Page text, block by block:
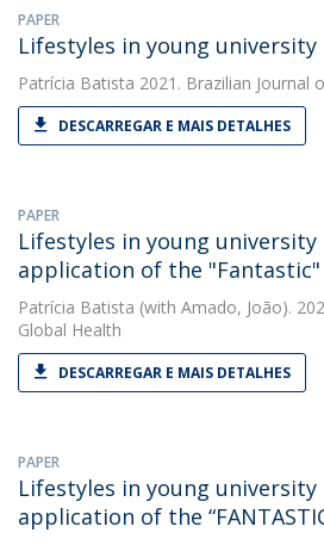
PAPER
Lifestyles in young
Patrícia Batista 2021. Brazilian Journal
DESCARREGAR E MAIS DETALHES
PAPER
Lifestyles in young
application of the "Fantastic"
Patrícia Batista (with Amado, João).
Global Health
DESCARREGAR E MAIS DETALHES
PAPER
Lifestyles in young
application of the